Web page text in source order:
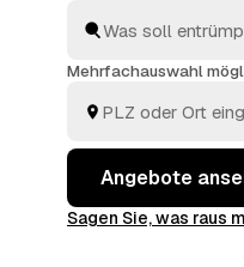
entsorgt. Sie
Mehrfachauswahl
Angebote
Sagen Sie, was raus